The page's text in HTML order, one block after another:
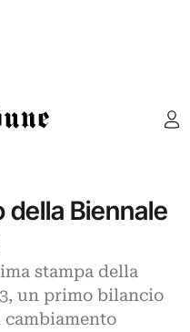
della Biennale
stampa della
un primo bilancio
cambiamento